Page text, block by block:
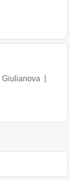
Giulianova